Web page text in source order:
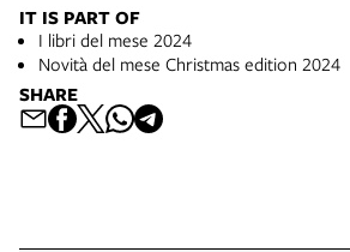
IT IS PART OF
I libri del mese 2024
Novità del mese Christmas edition 2024
SHARE